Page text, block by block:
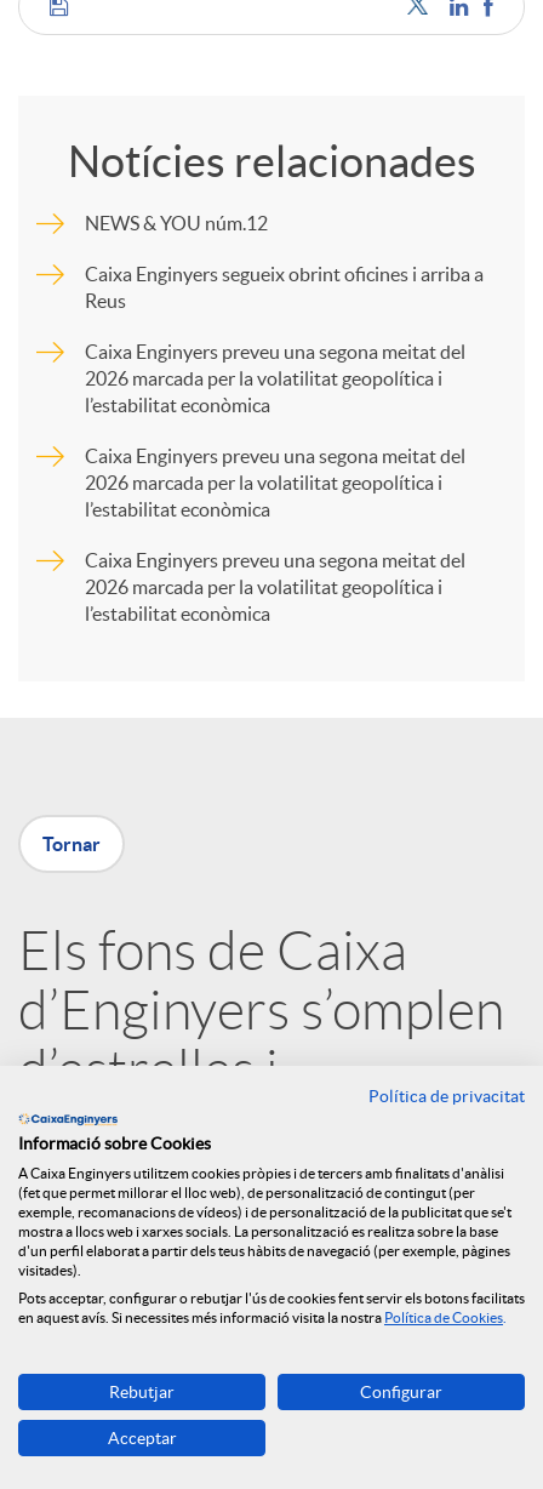
C
p
a
X
r
x
e
s
S
o
c
Notícies relacionades
NEWS & YOU núm.12
Caixa Enginyers segueix obrint oficines i arriba a
Reus
Caixa Enginyers preveu una segona meitat del
2026 marcada per la volatilitat geopolítica i
l’estabilitat econòmica
Caixa Enginyers preveu una segona meitat del
2026 marcada per la volatilitat geopolítica i
l’estabilitat econòmica
Caixa Enginyers preveu una segona meitat del
2026 marcada per la volatilitat geopolítica i
l’estabilitat econòmica
Tornar
Els fons de Caixa
d’Enginyers s’omplen
d’estrelles i
encapçalen els
rankings
21.07.2020
Política de privacitat
Informació sobre Cookies
A Caixa Enginyers utilitzem cookies pròpies i de tercers amb finalitats d'anàlisi
(fet que permet millorar el lloc web), de personalització de contingut (per
exemple, recomanacions de vídeos) i de personalització de la publicitat que se't
mostra a llocs web i xarxes socials. La personalització es realitza sobre la base
d'un perfil elaborat a partir dels teus hàbits de navegació (per exemple, pàgines
visitades).
Pots acceptar, configurar o rebutjar l'ús de cookies fent servir els botons facilitats
en aquest avís. Si necessites més informació visita la nostra Política de Cookies
Rebutjar Configurar
Acceptar